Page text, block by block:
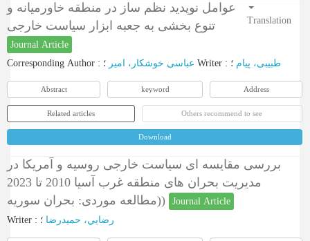
عوامل نوپدید نظم ساز در منطقه خاورمیانه و
تنوع بخشی به جعبه ابزار سیاست خارجی
Journal Article
Translation
Corresponding Author : عباسی خوشکار، امیر Writer : طبیبی، پیام ؛
Abstract keyword Address
Related articles Others recommend to see
Download
بررسی مقایسه ای سیاست خارجی روسیه و آمریکا در
مدیریت بحران های منطقه غرب آسیا 2010 تا 2023
(مطالعه موردی: بحران سوریه)
Journal Article
Writer : رضايي، حميدرضا ؛